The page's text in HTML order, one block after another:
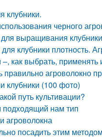
клубники.
черного
выращивания клубники
клубники плотность.
–, как выбрать, применять
правильно агроволокно
клубники (100 фото)
путь культивации?
нам тип
агроволокна
посадить этим методом